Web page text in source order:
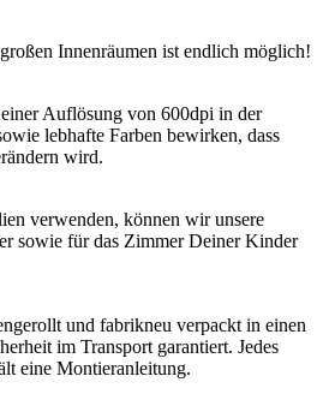
Innenräumen ist endlich möglich!
Auflösung von 600dpi in der
lebhafte Farben bewirken, dass
wird.
verwenden, können wir unsere
sowie für das Zimmer Deiner Kinder
und fabrikneu verpackt in einen
im Transport garantiert. Jedes
eine Montieranleitung.